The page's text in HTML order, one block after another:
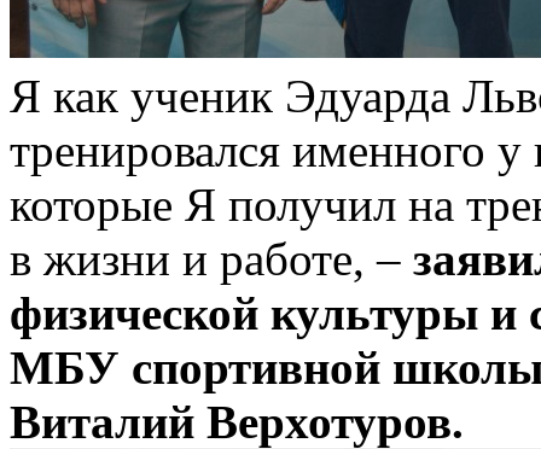
Я как ученик Эдуарда
тренировался именного
которые Я получил на
в жизни и работе, –
физической культуры и
МБУ спортивной школы
Виталий Верхотуров.